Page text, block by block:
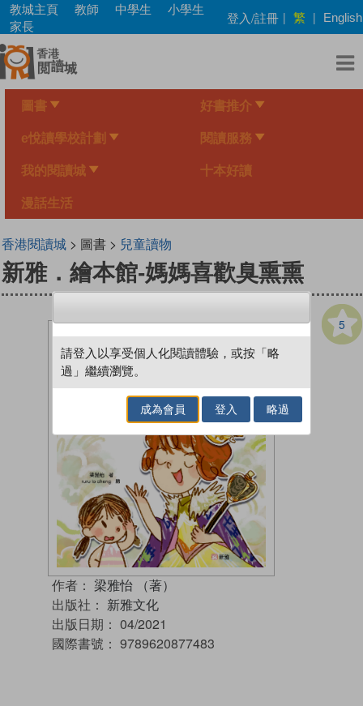
Skip
main
content
教城主頁 教師 中學生
小學生
家長
登入/註冊 | 繁 | English
圖書 好書推介
e悅讀學校計劃 閱讀服務
我的閱讀城 十本好讀
漫話生活
香港閱讀城> 圖書 > 兒童讀物
新雅．繪本館-媽媽喜歡臭熏熏
5
作者： 梁雅怡 （著）
出版社： 新雅文化
出版日期： 04/2021
國際書號： 9789620877483
請登入以享受個人化閱讀體驗，或按「略
過」繼續瀏覽。
成為會員 登入 略過